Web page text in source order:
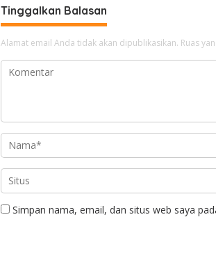
p
g
a
s
s
Tinggalkan Balasan
Alamat email Anda tidak akan dipublikasikan. Ruas
Simpan nama, email, dan situs web saya